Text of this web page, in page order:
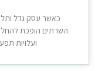
כאשר עסק גדל
השרתים הופכת
ועלויות